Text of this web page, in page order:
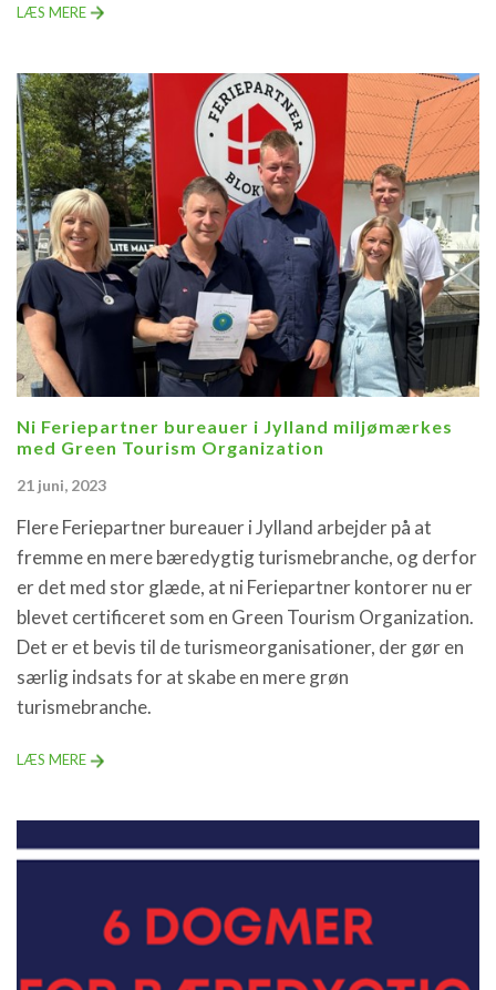
LÆS MERE
Ni Feriepartner bureauer i Jylland miljømærkes
med Green Tourism Organization
21 juni, 2023
Flere Feriepartner bureauer i Jylland arbejder på at
fremme en mere bæredygtig turismebranche, og derfor
er det med stor glæde, at ni Feriepartner kontorer nu er
blevet certificeret som en Green Tourism Organization.
Det er et bevis til de turismeorganisationer, der gør en
særlig indsats for at skabe en mere grøn
turismebranche.
LÆS MERE